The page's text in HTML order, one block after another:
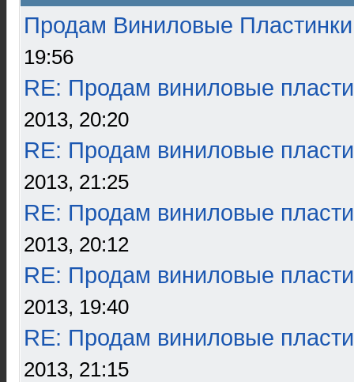
Продам Виниловые Пластинки
19:56
RE: Продам виниловые
2013, 20:20
RE: Продам виниловые
2013, 21:25
RE: Продам виниловые
2013, 20:12
RE: Продам виниловые
2013, 19:40
RE: Продам виниловые
2013, 21:15